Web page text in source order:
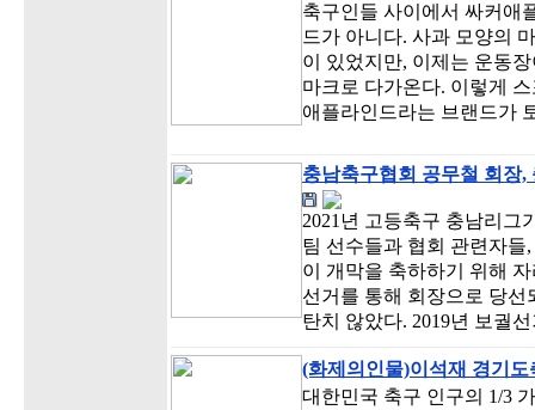
축구인들 사이에서 싸커애
드가 아니다. 사과 모양의
이 있었지만, 이제는 운동
마크로 다가온다. 이렇게
애플라인드라는 브랜드가
충남축구협회 공무철 회장
2021년 고등축구 충남리그
팀 선수들과 협회 관련자
이 개막을 축하하기 위해
선거를 통해 회장으로 당
탄치 않았다. 2019년 보궐
(화제의인물)이석재 경기
대한민국 축구 인구의 1/3